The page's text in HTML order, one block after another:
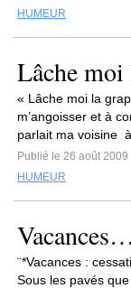
HUMEUR
Lâche moi
« Lâche moi la
m’angoisser et à
parlait ma voisine
Publié le 26 août 2009
HUMEUR
¨*Vacances :
Sous les pavés